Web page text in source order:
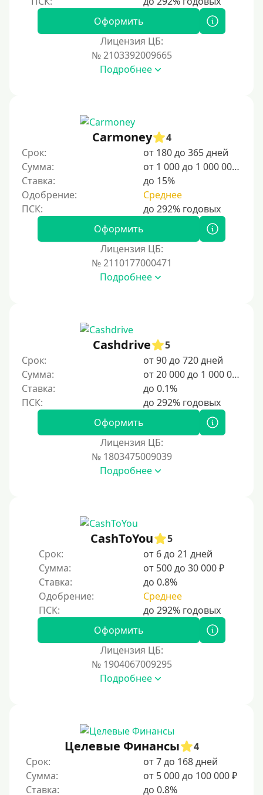
Оформить
Лицензия ЦБ:
№ 2103392009665
Подробнее
Carmoney
4
Срок:
от 180 до 365 дней
Сумма:
от 1 000 до 1 000 000 ₽
Ставка:
до 15%
Одобрение:
Среднее
Оформить
Лицензия ЦБ:
№ 2110177000471
Подробнее
Cashdrive
5
Срок:
от 90 до 720 дней
Сумма:
от 20 000 до 1 000 000 ₽
Ставка:
до 0.1%
Оформить
Лицензия ЦБ:
№ 1803475009039
Подробнее
CashToYou
5
Срок:
от 6 до 21 дней
Сумма:
от 500 до 30 000 ₽
Ставка:
до 0.8%
Одобрение:
Среднее
Оформить
Лицензия ЦБ:
№ 1904067009295
Подробнее
Целевые Финансы
4
Срок:
от 7 до 168 дней
Сумма:
от 5 000 до 100 000 ₽
Ставка:
до 0.8%